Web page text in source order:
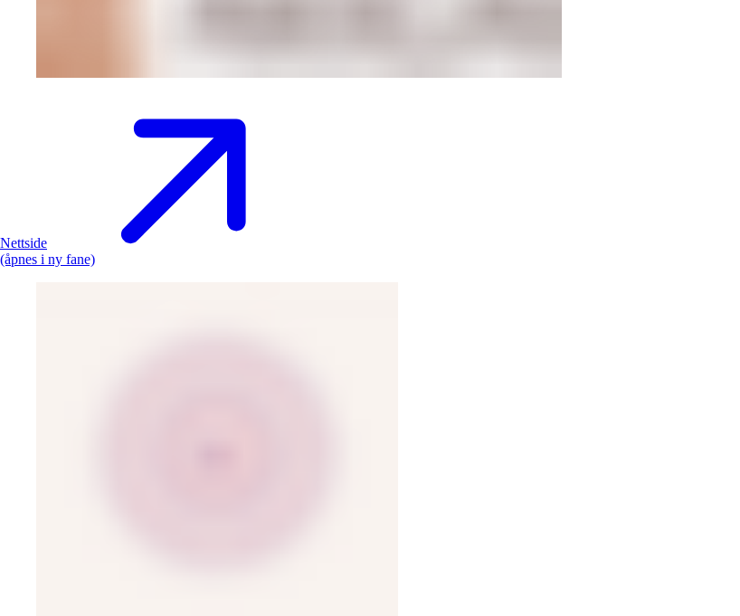
Nettside
(åpnes i ny fane)